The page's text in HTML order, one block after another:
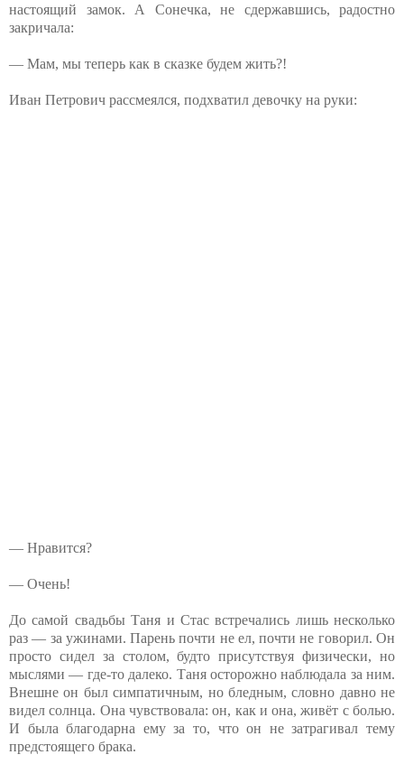
настоящий замок. А Сонечка, не сдержавшись, радостно
закричала:
— Мам, мы теперь как в сказке будем жить?!
Иван Петрович рассмеялся, подхватил девочку на руки:
— Нравится?
— Очень!
До самой свадьбы Таня и Стас встречались лишь несколько
раз — за ужинами. Парень почти не ел, почти не говорил. Он
просто сидел за столом, будто присутствуя физически, но
мыслями — где-то далеко. Таня осторожно наблюдала за ним.
Внешне он был симпатичным, но бледным, словно давно не
видел солнца. Она чувствовала: он, как и она, живёт с болью.
И была благодарна ему за то, что он не затрагивал тему
предстоящего брака.